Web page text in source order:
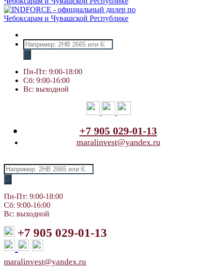
Поиск
товаров
Пн-Пт: 9:00-18:00
Сб: 9:00-16:00
Вс: выходной
+7 905 029-01-13
maralinvest@yandex.ru
Поиск
товаров
Пн-Пт: 9:00-18:00
Сб: 9:00-16:00
Вс: выходной
+7 905 029-01-13
maralinvest@yandex.ru